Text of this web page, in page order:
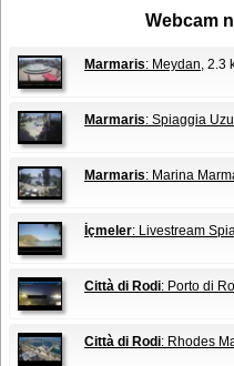
Webcam
Marmaris: Meydan, 2.3
Marmaris: Spiaggia
Marmaris: Marina
İçmeler: Livestream
Città di Rodi: Porto di
Città di Rodi: Rhodes